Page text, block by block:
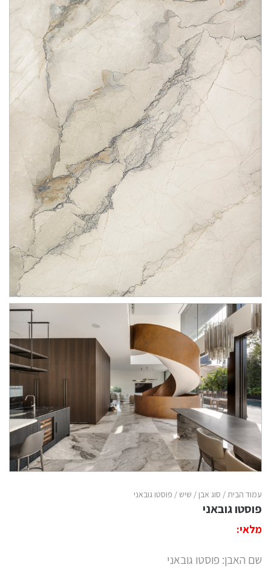
עמוד הבית/ סוג אבן/ שיש/ פוסטו גובאני
פוסטו גובאני
מלאי:
שם האבן: פוסטו גובאני